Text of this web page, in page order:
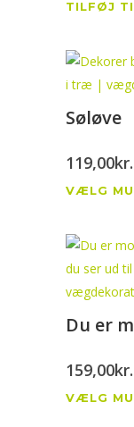
TILFØJ
Søløve
119,00kr.
VÆLG
Du er
159,00kr.
VÆLG